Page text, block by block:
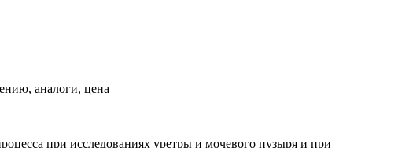
при исследованиях уретры и мочевого пузыря и при